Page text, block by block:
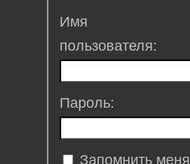
Имя
пользователя:
Пароль:
Запомнить меня